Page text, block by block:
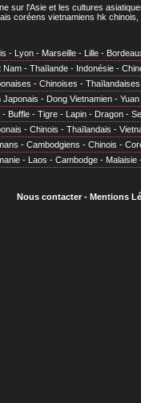
sur l'Asie et les cultures
coréens vietnamiens hk
- Lyon - Marseille - Lille -
Nam - Thaïlande - Indonésie -
- Chinoises - Thaïlandaises
Japonais - Dong Vietnamien -
- Buffle - Tigre - Lapin - Dragon -
- Chinois - Thaïlandais -
- Cambodgiens - Chinois -
- Laos - Cambodge - Malaisie
Nous contacter- Mentions